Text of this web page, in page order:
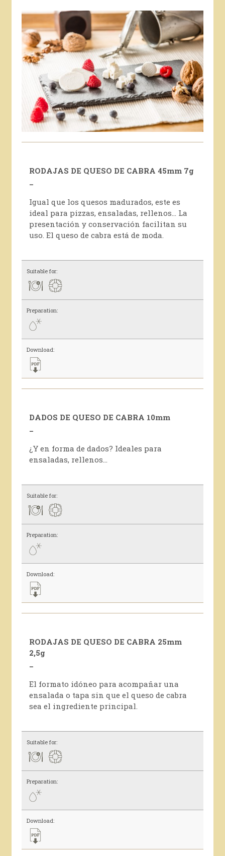
RODAJAS DE QUESO DE CABRA 45mm 7g
_
Igual que los quesos madurados, este es
ideal para pizzas, ensaladas, rellenos... La
presentación y conservación facilitan su
uso. El queso de cabra está de moda.
Suitable for:
Preparation:
Download:
DADOS DE QUESO DE CABRA 10mm
_
¿Y en forma de dados? Ideales para
ensaladas, rellenos…
Suitable for:
Preparation:
Download:
RODAJAS DE QUESO DE CABRA 25mm
2,5g
_
El formato idóneo para acompañar una
ensalada o tapa sin que el queso de cabra
sea el ingrediente principal.
Suitable for:
Preparation:
Download: